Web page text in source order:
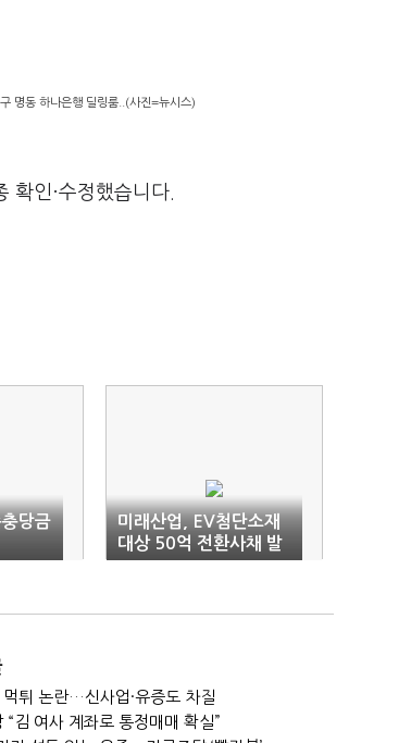
명동 하나은행 딜링룸..(사진=뉴시스)
확인·수정했습니다.
당금
미래산업, EV첨단소재
대상 50억 전환사채 발
행
튀 논란…신사업·유증도 차질
김 여사 계좌로 통정매매 확실”